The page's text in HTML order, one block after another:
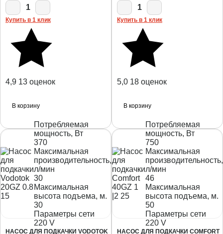
1
Купить в 1 клик
4,9 13 оценок
В корзину
1
Купить в 1 клик
5,0 18 оценок
В корзину
Потребляемая
мощность, Вт
370
Максимальная
производительность,
л/мин
30
Максимальная
высота подъема, м.
30
Параметры сети
220 V
НАСОС ДЛЯ ПОДКАЧКИ VODOTOK
Потребляемая
мощность, Вт
750
Максимальная
производительность,
л/мин
46
Максимальная
высота подъема, м.
50
Параметры сети
220 V
НАСОС ДЛЯ ПОДКАЧКИ COMFORT